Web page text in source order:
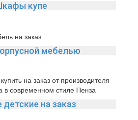
купе
мебелью
детские на заказ